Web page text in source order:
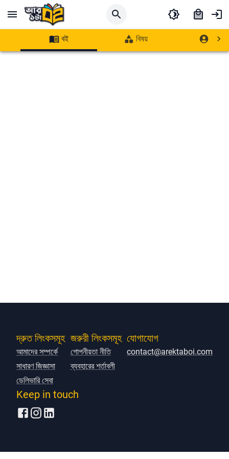
বই বিষয় লেখক
দ্রুত লিংকসমূহ
আমাদের সম্পর্কে
সাধারণ জিজ্ঞাসা
ডেলিভারি সেবা
জরুরী লিংকসমূহ
গোপনীয়তা নীতি
ব্যবহারের শর্তাবলী
যোগাযোগ
contact@arektaboi.com
Keep in touch